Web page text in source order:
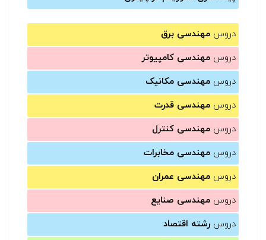
دروس مهندسی برق
دروس مهندسی کامپیوتر
دروس مهندسی مکانیک
دروس مهندسی قدرت
دروس مهندسی کنترل
دروس مهندسی مخابرات
دروس مهندسی عمران
دروس مهندسی صنایع
دروس رشته اقتصاد